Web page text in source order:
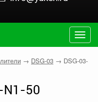
→ DSG-03 → DSG-03-
N1-50